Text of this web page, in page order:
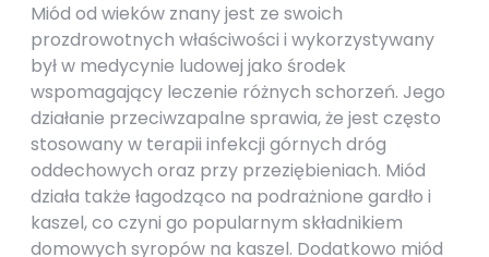
Miód od wieków znany jest ze swoich
prozdrowotnych właściwości i wykorzystywany
był w medycynie ludowej jako środek
wspomagający leczenie różnych schorzeń. Jego
działanie przeciwzapalne sprawia, że jest często
stosowany w terapii infekcji górnych dróg
oddechowych oraz przy przeziębieniach. Miód
działa także łagodząco na podrażnione gardło i
kaszel, co czyni go popularnym składnikiem
domowych syropów na kaszel. Dodatkowo miód